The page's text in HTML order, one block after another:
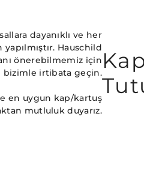
dayanıklı ve her
Hauschild
önerebilmemiz için
bizimle irtibata geçin.
en uygun kap/kartuş
mutluluk duyarız.